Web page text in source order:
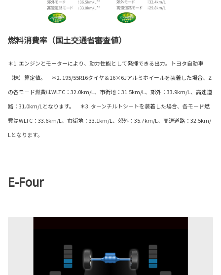
燃料消費率（国土交通省審査値）
＊1. エンジンとモーターにより、動力性能として発揮できる出力。トヨタ自動車
（株）算定値。 ＊2. 195/55R16タイヤ＆16×6Jアルミホイールを装着した場合、Z
の各モード燃費はWLTC：32.0km/L、市街地：31.5km/L、郊外：33.9km/L、高速道
路：31.0km/Lとなります。 ＊3. ターンチルトシートを装着した場合、各モード燃
費はWLTC：33.6km/L、市街地：33.1km/L、郊外：35.7km/L、高速道路：32.5km/
Lとなります。
E-Four